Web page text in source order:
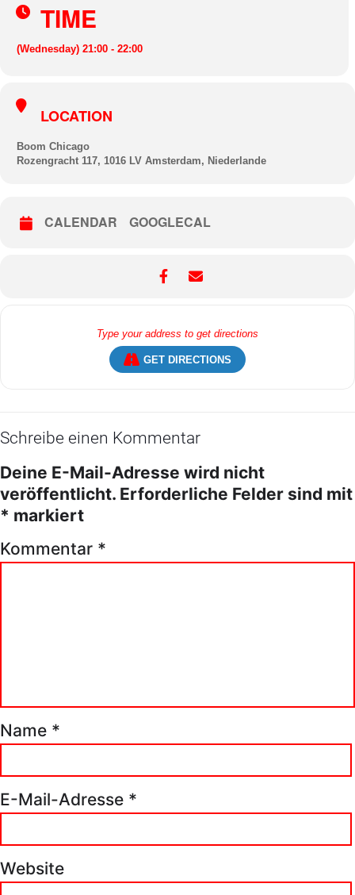
TIME
(Wednesday) 21:00 - 22:00
LOCATION
Boom Chicago
Rozengracht 117, 1016 LV Amsterdam, Niederlande
CALENDAR GOOGLECAL
GET DIRECTIONS
Schreibe einen Kommentar
Deine E-Mail-Adresse wird nicht
veröffentlicht. Erforderliche Felder sind mit
* markiert
Kommentar *
Name *
E-Mail-Adresse *
Website